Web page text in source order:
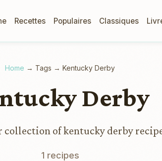
Recettes Populaires Classiques
Home → Tags → Kentucky Derby
Derby
collection of kentucky derby
1 recipes